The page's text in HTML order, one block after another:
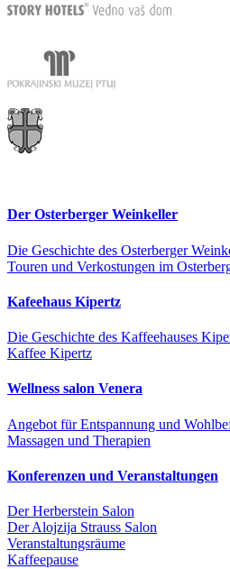
Der Osterberger Weinkeller
Die Geschichte des Osterberger
Touren und Verkostungen im
Kafeehaus Kipertz
Die Geschichte des Kaffeehauses
Kaffee Kipertz
Wellness salon Venera
Angebot für Entspannung und
Massagen und Therapien
Konferenzen und Veranstaltungen
Der Herberstein Salon
Der Alojzija Strauss Salon
Veranstaltungsräume
Kaffeepause